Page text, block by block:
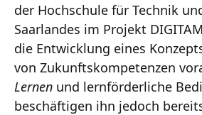
der Hochschule für Technik
Saarlandes im Projekt
die Entwicklung eines
von Zukunftskompetenzen
Lernen und lernförderliche
beschäftigen ihn jedoch